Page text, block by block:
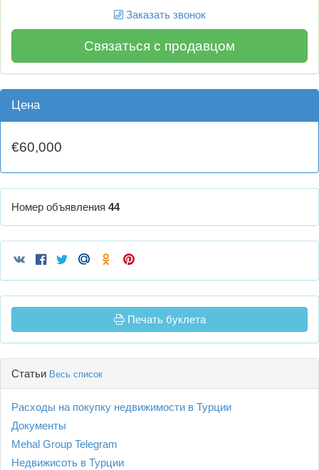
Заказать звонок
Связаться с продавцом
Цена
€60,000
Номер объявления 44
Печать буклета
Статьи Весь список
Расходы на покупку недвижимости в Турции
Документы
Mehal Group Telegram
Недвижисоть в Турции